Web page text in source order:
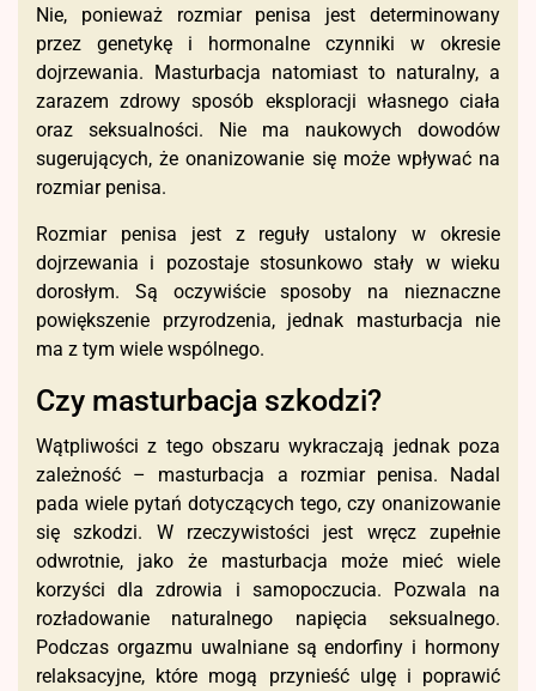
Nie, ponieważ rozmiar penisa jest determinowany
przez genetykę i hormonalne czynniki w okresie
dojrzewania. Masturbacja natomiast to naturalny, a
zarazem zdrowy sposób eksploracji własnego ciała
oraz seksualności. Nie ma naukowych dowodów
sugerujących, że onanizowanie się może wpływać na
rozmiar penisa.
Rozmiar penisa jest z reguły ustalony w okresie
dojrzewania i pozostaje stosunkowo stały w wieku
dorosłym. Są oczywiście sposoby na nieznaczne
powiększenie przyrodzenia, jednak masturbacja nie
ma z tym wiele wspólnego.
Czy masturbacja szkodzi?
Wątpliwości z tego obszaru wykraczają jednak poza
zależność – masturbacja a rozmiar penisa. Nadal
pada wiele pytań dotyczących tego, czy onanizowanie
się szkodzi. W rzeczywistości jest wręcz zupełnie
odwrotnie, jako że masturbacja może mieć wiele
korzyści dla zdrowia i samopoczucia. Pozwala na
rozładowanie naturalnego napięcia seksualnego.
Podczas orgazmu uwalniane są endorfiny i hormony
relaksacyjne, które mogą przynieść ulgę i poprawić